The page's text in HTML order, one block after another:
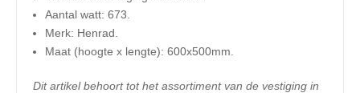
Aantal watt: 673.
Merk: Henrad.
​Maat (hoogte x lengte): 600x500mm.
Dit artikel behoort tot het assortiment van de vestiging in